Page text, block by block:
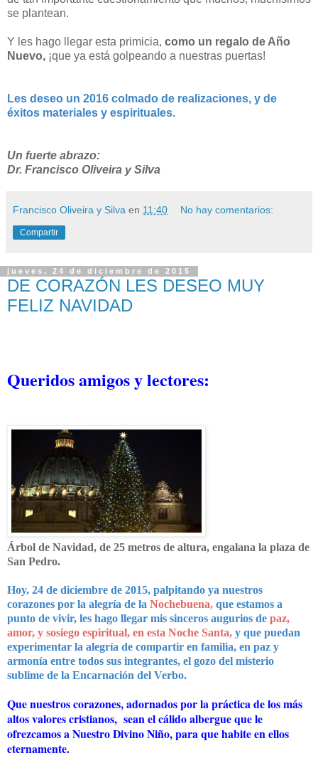
se plantean.
Y les hago llegar esta primicia, como un regalo de Año
Nuevo, ¡que ya está golpeando a nuestras puertas!
Les deseo un 2016 colmado de realizaciones, y de
éxitos materiales y espirituales.
Un fuerte abrazo:
Dr. Francisco Oliveira y Silva
Francisco Oliveira y Silva en 11:40 No hay comentarios:
Compartir
jueves, 24 de diciembre de 2015
DE CORAZÓN LES DESEO MUY
FELIZ NAVIDAD
Queridos amigos y lectores:
Árbol de Navidad, de 25 metros de altura, engalana la plaza de
San Pedro.
Hoy, 24 de diciembre de 2015, palpitando ya nuestros
corazones por la alegría de la Nochebuena, que estamos a
punto de vivir, les hago llegar mis sinceros augurios de paz,
amor, y sosiego espiritual, en esta Noche Santa, y que puedan
experimentar la alegría de compartir en familia, en paz y
armonía entre todos sus integrantes, el gozo del misterio
sublime de la Encarnación del Verbo.
Que nuestros corazones, adornados por la práctica de los más
altos valores cristianos, sean el cálido albergue que le
ofrezcamos a Nuestro Divino Niño, para que habite en ellos
eternamente.